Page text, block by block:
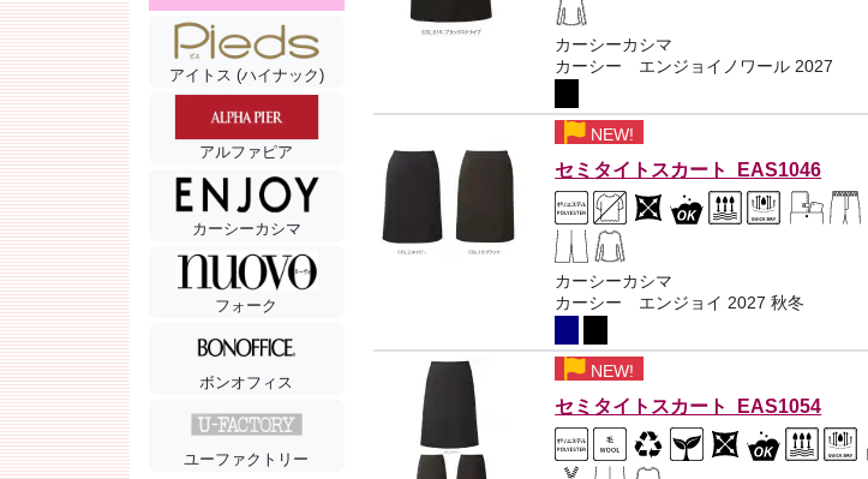
アイトス (ハイナック)
アルファピア
カーシーカシマ
フォーク
ボンオフィス
ユーファクトリー
カーシーカシマ
カーシー エンジョイノワール 2027
NEW!
セミタイトスカート EAS1046
カーシーカシマ
カーシー エンジョイ 2027 秋冬
NEW!
セミタイトスカート EAS1054